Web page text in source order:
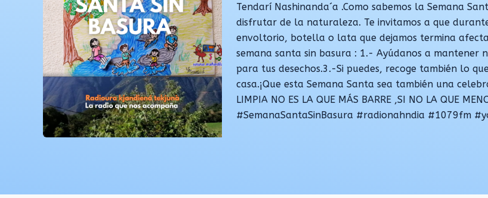
Tendarí Nashinanda´a .Como sabemos la Semana
disfrutar de la naturaleza. Te invitamos a que
envoltorio, botella o lata que dejamos termina
semana santa sin basura : 1.- Ayúdanos a mantener
para tus desechos.3.-Si puedes, recoge también lo
casa.¡Que esta Semana Santa sea también una
LIMPIA NO ES LA QUE MÁS BARRE ,SI NO LA QUE
#SemanaSantaSinBasura #radionahndia #1079fm